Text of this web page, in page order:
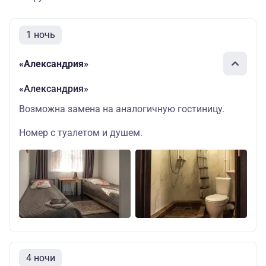
1 ночь
«Александрия»
«Александрия»
Возможна замена на аналогичную гостиницу.
Номер с туалетом и душем.
4 ночи